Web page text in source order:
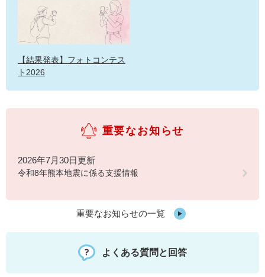
【結果発表】フォトコンテス
ト2026
重要なお知らせ
2026年7月30日更新
令和8年熊本地震に係る支援情報
重要なお知らせの一覧
よくある質問と回答